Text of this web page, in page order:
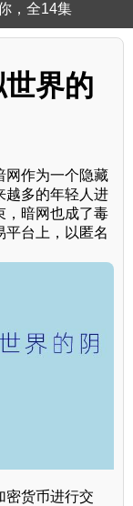
，全14集
界的
网作为一个隐藏
越多的年轻人进
，暗网也成了毒
平台上，以匿名
密货币进行交